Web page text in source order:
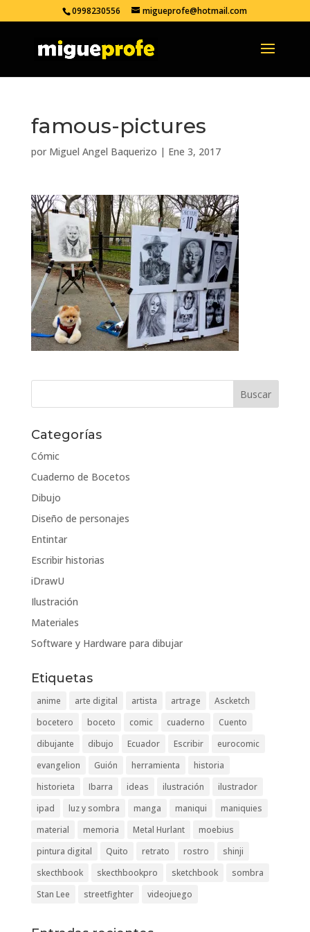
0998230556 migueprofe@hotmail.com
famous-pictures
por Miguel Angel Baquerizo | Ene 3, 2017
Categorías
Cómic
Cuaderno de Bocetos
Dibujo
Diseño de personajes
Entintar
Escribir historias
iDrawU
Ilustración
Materiales
Software y Hardware para dibujar
Etiquetas
anime arte digital artista artrage
Ascketch
bocetero
boceto comic cuaderno
Cuento
dibujante
dibujo Ecuador Escribir
eurocomic
evangelion
Guión herramienta
historia
historieta
Ibarra ideas ilustración
ilustrador
ipad
luz y sombra manga maniqui
maniquies
material
memoria Metal Hurlant
moebius
pintura digital
Quito retrato rostro
shinji
skecthbook
skecthbookpro sketchbook
sombra
Stan Lee
streetfighter videojuego